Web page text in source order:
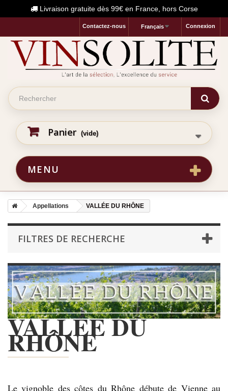
Livraison gratuite dès 99€ en France, hors Corse
Connexion
Français
Contactez-nous
Panier (vide)
MENU
Appellations VALLÉE DU RHÔNE
FILTRES DE RECHERCHE
VALLÉE DU
RHÔNE
Le vignoble des côtes du Rhône débute de Vienne au